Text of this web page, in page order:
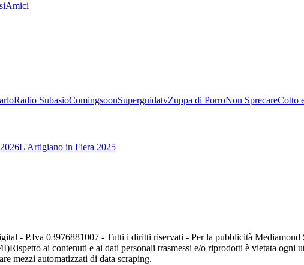
Amici
Radio SubasioComingsoonSuperguidatvZuppa di PorroNon SprecareCotto
L'Artigiano in Fiera 2025
- P.Iva 03976881007 - Tutti i diritti riservati - Per la pubblicità
Rispetto ai contenuti e ai dati personali trasmessi e/o riprodotti è vietata ogni
mezzi automatizzati di data scraping.